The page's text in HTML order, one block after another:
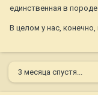
единственная в
В целом у нас,
3 месяца спустя...